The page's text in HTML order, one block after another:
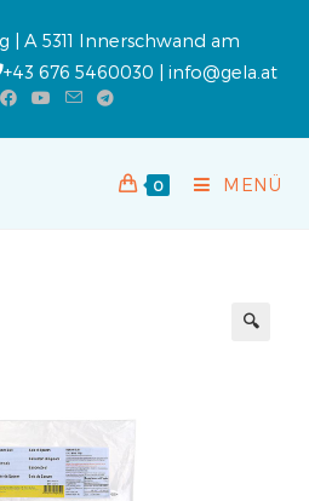
| A 5311 Innerschwand am
+43 676 5460030 | info@gela.at
0 MENÜ